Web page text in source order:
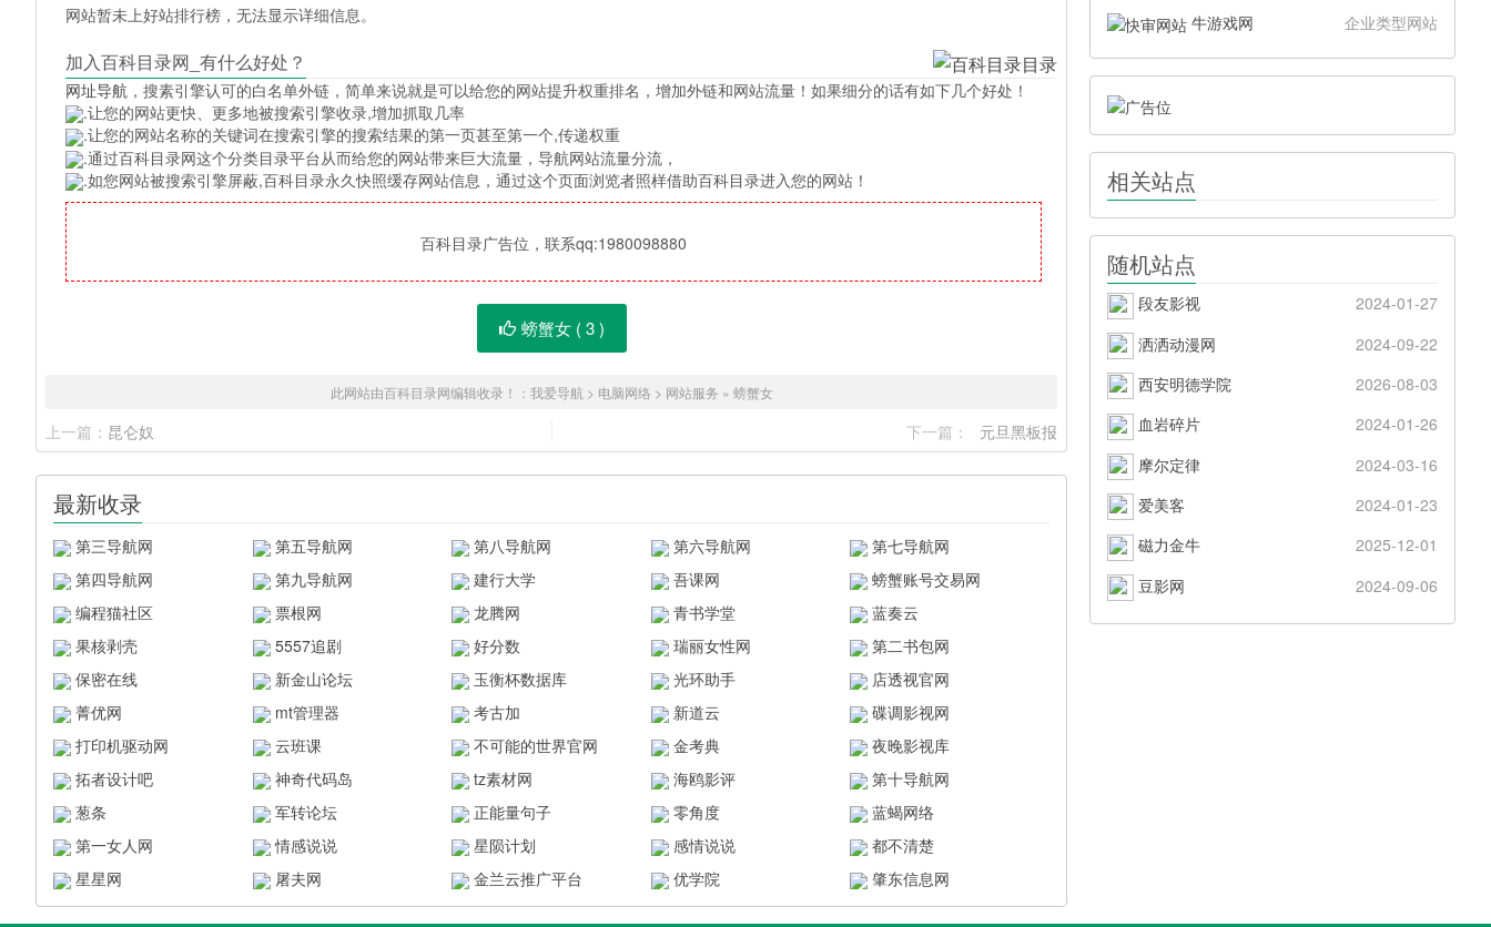
网站暂未上好站排行榜，无法显示详细信息。
加入百科目录网_有什么好处？
网址导航 ，搜素引擎认可的白名单外链，简单来说就是可以给您的网站提升权重排名，增加外链和网站流量！如果细分的话有如下几个好处！
.让您的网站更快、更多地被搜索引擎收录,增加抓取几率
.让您的网站名称的关键词在搜索引擎的搜索结果的第一页甚至第一个,传递权重
.通过百科目录网这个分类目录平台从而给您的网站带来巨大流量，导航网站流量分流，
.如您网站被搜索引擎屏蔽,百科目录永久快照缓存网站信息，通过这个页面浏览者照样借助百科目录进入您的网站！
百科目录广告位，联系qq:1980098880
螃蟹女 ( 3)
此网站由百科目录网编辑收录！： 我爱导航 > 电脑网络 > 网站服务 » 螃蟹女
上一篇： 昆仑奴 下一篇： 元旦黑板报
最新收录
第三导航网 第五导航网 第八导航网 第六导航网
第七导航网
第四导航网
第九导航网 建行大学 吾课网
螃蟹账号交易网
编程猫社区
票根网 龙腾网 青书学堂
蓝奏云
果核剥壳
5557追剧 好分数 瑞丽女性网
第二书包网
保密在线
新金山论坛 玉衡杯数据库 光环助手
店透视官网
菁优网
mt管理器 考古加 新道云
碟调影视网
打印机驱动网
云班课 不可能的世界官网 金考典
夜晚影视库
拓者设计吧
神奇代码岛 tz素材网 海鸥影评
第十导航网
葱条
军转论坛 正能量句子 零角度
蓝蝎网络
第一女人网
情感说说 星陨计划 感情说说
都不清楚
星星网
屠夫网 金兰云推广平台 优学院 肇东信息网
牛游戏网
企业类型网站
相关站点
随机站点
段友影视
2024-01-27
洒洒动漫网
2024-09-22
西安明德学院
2026-08-03
血岩碎片
2024-01-26
摩尔定律
2024-03-16
爱美客
2024-01-23
磁力金牛
2025-12-01
豆影网
2024-09-06